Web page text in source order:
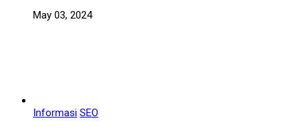
May 03, 2024
Informasi SEO